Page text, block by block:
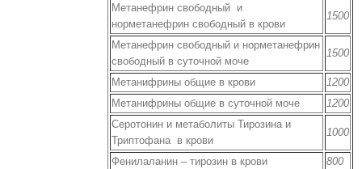
Метанефрин свободный и
норметанефрин свободный в крови
1500
Метанефрин свободный и норметанефрин
свободный в суточной моче
1500
Метанифрины общие в крови
1200
Метанифрины общие в суточной моче
1200
Серотонин и метаболиты Тирозина и
Триптофана в крови
1000
Фенилаланин – тирозин в крови
800